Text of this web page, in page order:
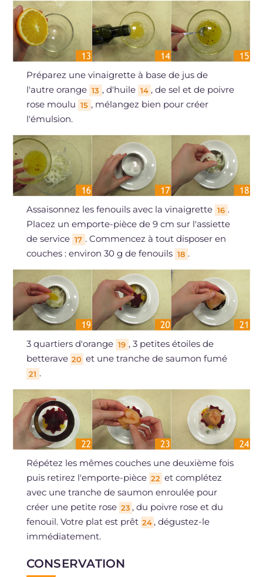
Préparez une vinaigrette à base de jus de
l'autre orange 13 , d'huile 14 , de sel et de poivre
rose moulu 15 , mélangez bien pour créer
l'émulsion.
Assaisonnez les fenouils avec la vinaigrette 16 .
Placez un emporte-pièce de 9 cm sur l'assiette
de service 17 . Commencez à tout disposer en
couches : environ 30 g de fenouils 18 .
3 quartiers d'orange 19 , 3 petites étoiles de
betterave 20 et une tranche de saumon fumé
21 .
Répétez les mêmes couches une deuxième fois
puis retirez l'emporte-pièce 22 et complétez
avec une tranche de saumon enroulée pour
créer une petite rose 23 , du poivre rose et du
fenouil. Votre plat est prêt 24 , dégustez-le
immédiatement.
CONSERVATION